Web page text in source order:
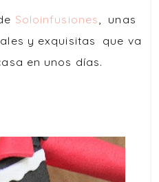
Soloinfusiones
, unas
y exquisitas que va
en unos días.